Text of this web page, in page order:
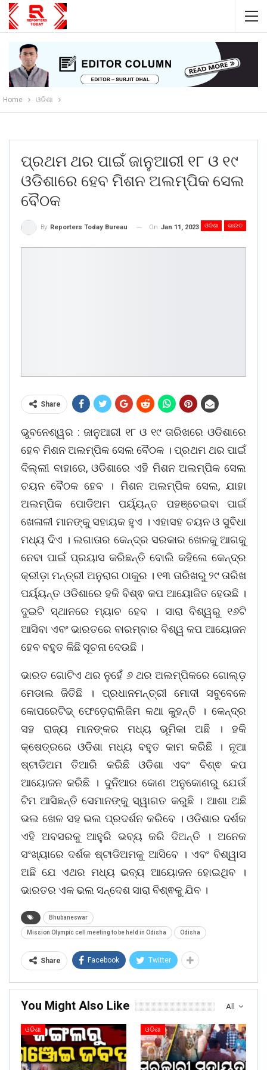
Home ଓଡିଶା
ପ୍ରଥମ ଥର ପାଇଁ ଜାନୁଆରୀ ୧୮ ଓ ୧୯
ଓଡିଶାରେ ହେବ ମିଶନ ଅଲମ୍ପିକ ସେଲ
ବୈଠକ
ଓଡିଶା ଭାରତ
By Reporters Today Bureau On Jan 11, 2023
Share
ଭୁବନେଶ୍ୱର : ଜାନୁଆରୀ ୧୮ ଓ ୧୯ ତାରିଖରେ ଓଡିଶାରେ
ହେବ ମିଶନ ଅଲମ୍ପିକ ସେଲ ବୈଠକ । ପ୍ରଥମ ଥର ପାଇଁ
ଦିଲ୍ଲୀ ବାହାରେ, ଓଡିଶାରେ ଏହି ମିଶନ ଅଲମ୍ପିକ ସେଲ
ଚୟନ ବୈଠକ ହେବ । ମିଶନ ଅଲମ୍ପିକ ସେଲ, ଯାହା
ଅଲମ୍ପିକ ପୋଡିଅମ ପର୍ୟ୍ୟନ୍ତ ପହଞ୍ଚେଇବା ପାଇଁ
ଖେଳାଳୀ ମାନଙ୍କୁ ସହାୟକ ହୁଏ । ଏହାସହ ଚୟନ ଓ ସୁବିଧା
ମଧ୍ୟ ଦିଏ । ଲଗାତାର କେନ୍ଦ୍ର ସରକାର ଖେଳକୁ ଆଗକୁ
ନେବା ପାଇଁ ପ୍ରୟାସ କରିଛନ୍ତି ବୋଲି କହିଲେ କେନ୍ଦ୍ର
କ୍ରୀଡ଼ା ମନ୍ତ୍ରୀ ଅନୁରାଗ ଠାକୁର । ୧୩ ତାରିଖରୁ ୨୯ ତାରିଖ
ପର୍ୟ୍ୟନ୍ତ ଓଡିଶାରେ ହକି ବିଶ୍ଵ କପ ଆୟୋଜିତ ହେଉଛି ।
ଦୁଇଟି ସ୍ଥାନରେ ମ୍ୟାଚ ହେବ । ସାରା ବିଶ୍ୱରୁ ୧୬ଟି
ଆସିବା ଏବଂ ଭାରତରେ ବାରମ୍ବାର ବିଶ୍ୱ କପ ଆୟୋଜନ
ହେବ ବହୁତ କିଛି ସୂଚନା ଦେଉଛି ।
ଭାରତ ଗୋଟିଏ ଥର ନୁହେଁ ୬ ଥର ଅଲମ୍ପିକରେ ଗୋଲ୍ଡ଼
ମେଡାଲ ଜିତିଛି । ପ୍ରଧାନମନ୍ତ୍ରୀ ମୋଦୀ ସବୁବେଳେ
କୋପରେଟିଭ୍ ଫେଡ଼େରାଲିଜିମ କଥା କୁହନ୍ତି । କେନ୍ଦ୍ର
ସହ ରାଜ୍ୟ ମାନଙ୍କର ମଧ୍ୟ ଭୂମିକା ଅଛି । ହକି
କ୍ଷେତ୍ରରେ ଓଡିଶା ମଧ୍ୟ ବହୁତ କାମ କରିଛି । ନୂଆ
ଷ୍ଟାଡିଅମ ତିଆରି କରିଛି ଓଡିଶା ଏବଂ ବିଶ୍ଵ କପ
ଆୟୋଜନ କରିଛି । ଦୁନିଆର କୋଣ ଅନୁକୋଣରୁ ଯେଉଁ
ଟିମ ଆସିଛନ୍ତି ସେମାନଙ୍କୁ ସ୍ୱାଗତ କରୁଛି । ଆଶା ଅଛି
ଭଲ ଖେଳ ସହ ଭଲ ପ୍ରଦର୍ଶନ କରିବେ । ଓଡିଶାର ଦର୍ଶକ
ଏହି ଅବସରକୁ ଆହୁରି ଭବ୍ୟ କରି ଦିଅନ୍ତି । ଅନେକ
ସଂଖ୍ୟାରେ ଦର୍ଶକ ଷ୍ଟାଡିଅମକୁ ଆସିବେ । ଏବଂ ବିଶ୍ୱାସ
ଅଛି ଯେ ଏଥର ମଧ୍ୟ ଭବ୍ୟ ଆୟୋଜନ ହୋଇଥିବ ।
ଭାରତର ଏକ ଭଲ ସନ୍ଦେଶ ସାରା ବିଶ୍ଵକୁ ଯିବ ।
Bhubaneswar
Mission Olympic cell meeting to be held in Odisha Odisha
Share Facebook Twitter
All
You Might Also Like
ଓଡିଶା ଓଡିଶା